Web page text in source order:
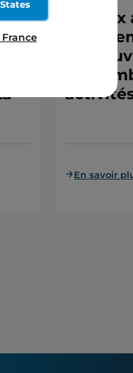
G€
En savoir